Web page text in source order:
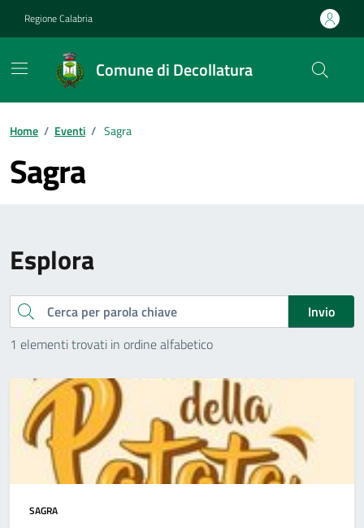
Regione Calabria
Comune di Decollatura
Home / Eventi / Sagra
Sagra
Esplora
Cerca
Invio
1 elementi trovati in ordine alfabetico
SAGRA